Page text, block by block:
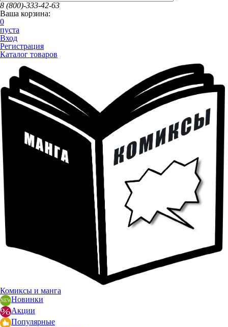
8 (800)-333-42-63
Ваша корзина:
0
пуста
Вход
Регистрация
Каталог товаров
Комиксы и манга
Новинки
Акции
Популярные